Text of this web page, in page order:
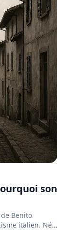
son
Benito
italien. Née